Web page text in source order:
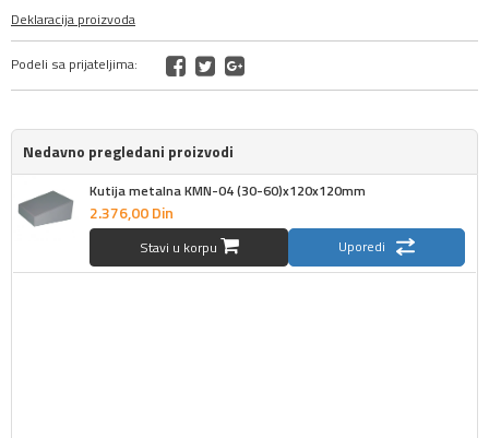
Deklaracija proizvoda
Podeli sa prijateljima:
Nedavno pregledani proizvodi
Kutija metalna KMN-04 (30-60)x120x120mm
2.376,00Din
Stavi u korpu Uporedi